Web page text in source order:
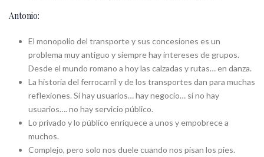
Antonio:
El monopolio del transporte y sus concesiones es un
problema muy antiguo y siempre hay intereses de grupos.
Desde el mundo romano a hoy las calzadas y rutas… en danza.
La historia del ferrocarril y de los transportes dan para muchas
reflexiones. Si hay usuarios… hay negocio… si no hay
usuarios…. no hay servicio público.
Lo privado y lo público enriquece a unos y empobrece a
muchos.
Complejo, pero solo nos duele cuando nos pisan los pies.